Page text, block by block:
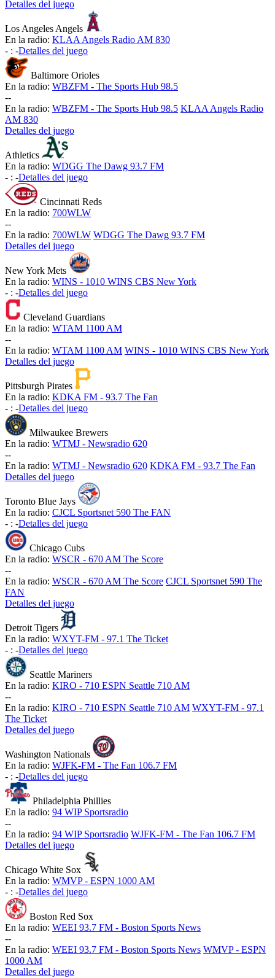
Detalles del juego
Los Angeles Angels
En la radio: KLAA Angels Radio AM 830
- : -Detalles del juego
Baltimore Orioles
En la radio: WBZFM - The Sports Hub 98.5
--
En la radio: WBZFM - The Sports Hub 98.5 KLAA Angels Radio
AM 830
Detalles del juego
Athletics
En la radio: WDGG The Dawg 93.7 FM
- : -Detalles del juego
Cincinnati Reds
En la radio: 700WLW
--
En la radio: 700WLW WDGG The Dawg 93.7 FM
Detalles del juego
New York Mets
En la radio: WINS - 1010 WINS CBS New York
- : -Detalles del juego
Cleveland Guardians
En la radio: WTAM 1100 AM
--
En la radio: WTAM 1100 AM WINS - 1010 WINS CBS New York
Detalles del juego
Pittsburgh Pirates
En la radio: KDKA FM - 93.7 The Fan
- : -Detalles del juego
Milwaukee Brewers
En la radio: WTMJ - Newsradio 620
--
En la radio: WTMJ - Newsradio 620 KDKA FM - 93.7 The Fan
Detalles del juego
Toronto Blue Jays
En la radio: CJCL Sportsnet 590 The FAN
- : -Detalles del juego
Chicago Cubs
En la radio: WSCR - 670 AM The Score
--
En la radio: WSCR - 670 AM The Score CJCL Sportsnet 590 The
FAN
Detalles del juego
Detroit Tigers
En la radio: WXYT-FM - 97.1 The Ticket
- : -Detalles del juego
Seattle Mariners
En la radio: KIRO - 710 ESPN Seattle 710 AM
--
En la radio: KIRO - 710 ESPN Seattle 710 AM WXYT-FM - 97.1
The Ticket
Detalles del juego
Washington Nationals
En la radio: WJFK-FM - The Fan 106.7 FM
- : -Detalles del juego
Philadelphia Phillies
En la radio: 94 WIP Sportsradio
--
En la radio: 94 WIP Sportsradio WJFK-FM - The Fan 106.7 FM
Detalles del juego
Chicago White Sox
En la radio: WMVP - ESPN 1000 AM
- : -Detalles del juego
Boston Red Sox
En la radio: WEEI 93.7 FM - Boston Sports News
--
En la radio: WEEI 93.7 FM - Boston Sports News WMVP - ESPN
1000 AM
Detalles del juego